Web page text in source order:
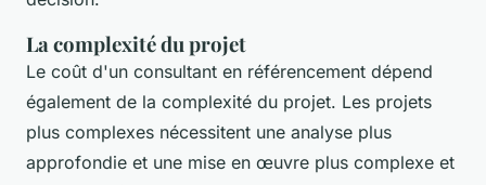
La complexité du projet
Le coût d'un consultant en référencement dépend
également de la complexité du projet. Les projets
plus complexes nécessitent une analyse plus
approfondie et une mise en œuvre plus complexe et